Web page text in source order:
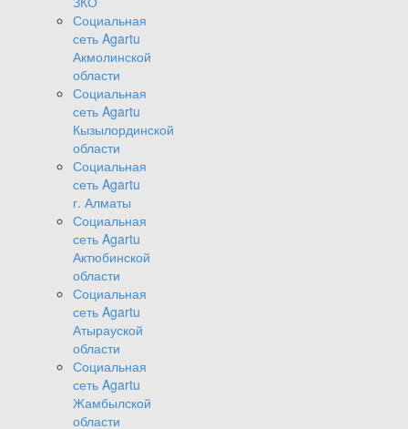
Социальная
сеть Agartu
Акмолинской
области
Социальная
сеть Agartu
Кызылординской
области
Социальная
сеть Agartu
г. Алматы
Социальная
сеть Agartu
Актюбинской
области
Социальная
сеть Agartu
Атырауской
области
Социальная
сеть Agartu
Жамбылской
области